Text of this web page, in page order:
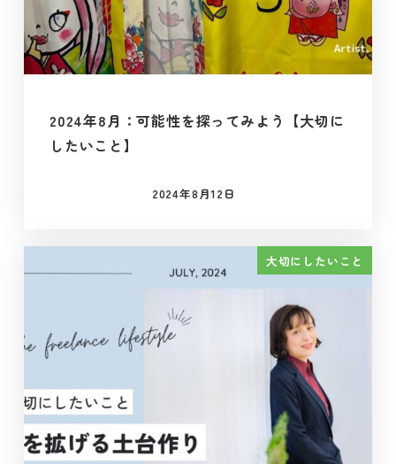
2024年8月：可能性を探ってみよう【大切に
したいこと】
投稿日
2024年8月12日
大切にしたいこと